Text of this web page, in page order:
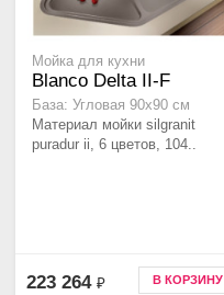
Мойка для кухни
Blanco Delta II-F
База: Угловая 90x90 см
Материал мойки silgranit
puradur ii, 6 цветов, 104..
223 264 ₽ В КОРЗИНУ